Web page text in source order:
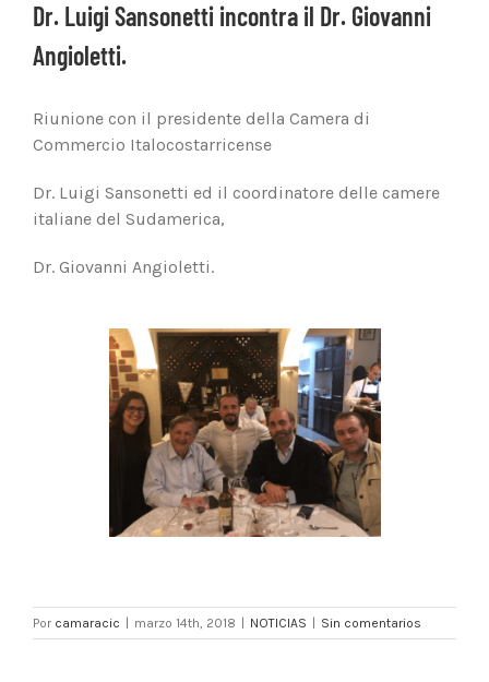
Dr. Luigi Sansonetti incontra il Dr. Giovanni
Angioletti.
Riunione con il presidente della Camera di
Commercio Italocostarricense
Dr. Luigi Sansonetti ed il coordinatore delle camere
italiane del Sudamerica,
Dr. Giovanni Angioletti.
Por camaracic marzo 14th, 2018 NOTICIAS Sin comentarios